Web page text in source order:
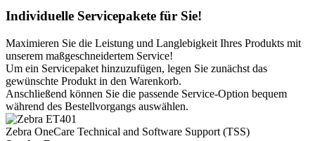
technischer Support und Softwareupdates für Ihre Zebra-Geräte
Telefon-Support von 8–17 Uhr Ortszeit (Mo-Fr)
+
Online-Self-Service rund um die Uhr
+
Zugriff auf Software-, Firmware- und LifeGuard™-
Sicherheitsupdates.
+
bevorzugter Service und Eskalation für schnelle Problembehebung